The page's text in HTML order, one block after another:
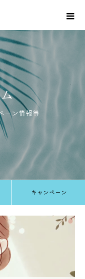
ーン情報等
キャンペーン